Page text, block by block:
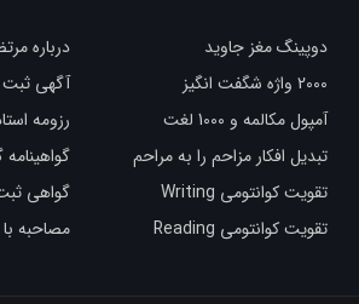
دوپینگ مغز جاوید
2000 واژه شگفت انگیز
آمپول مکالمه و 1000 لغت
تبدیل افکار مزاحم را به مراحم
تقویت کوانتومی Writing
تقویت کوانتومی Reading
درباره
آگهی
رزومه
گواهی
مصاحبه